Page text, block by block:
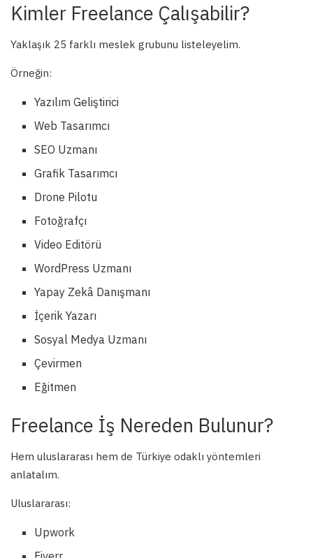
Kimler Freelance Çalışabilir?
Yaklaşık 25 farklı meslek grubunu listeleyelim.
Örneğin:
Yazılım Geliştirici
Web Tasarımcı
SEO Uzmanı
Grafik Tasarımcı
Drone Pilotu
Fotoğrafçı
Video Editörü
WordPress Uzmanı
Yapay Zekâ Danışmanı
İçerik Yazarı
Sosyal Medya Uzmanı
Çevirmen
Eğitmen
Freelance İş Nereden Bulunur?
Hem uluslararası hem de Türkiye odaklı yöntemleri
anlatalım.
Uluslararası:
Upwork